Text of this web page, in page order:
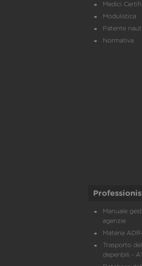
Medici
Modulistica
Patente
Normativa
Manuale
agenzie
Materia
Trasporto
deperibili -